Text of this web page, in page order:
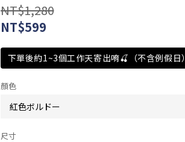
NT$1,280
NT$599
下單後約1~3個工作天寄出唷🍒（不含例假日）
顏色
尺寸